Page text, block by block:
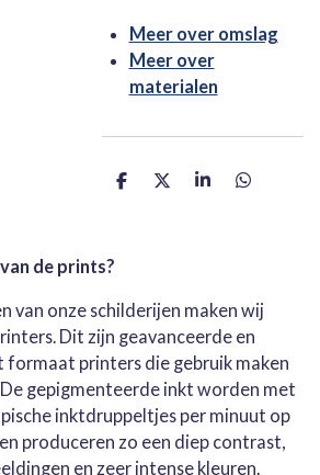
Meer over omslag
Meer over
materialen
D
D
S
D
de prints?
van onze schilderijen maken wij
Dit zijn geavanceerde en
printers die gebruik maken
gepigmenteerde inkt worden met
inktdruppeltjes per minuut op
produceren zo een diep contrast,
en zeer intense kleuren.